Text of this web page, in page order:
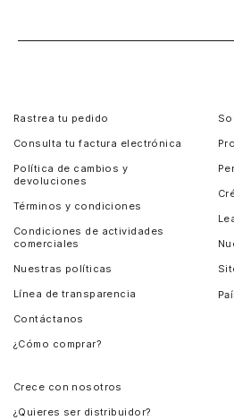
Rastrea tu pedido
Consulta tu factura electrónica
Política de cambios y
devoluciones
Términos y condiciones
Condiciones de actividades
comerciales
Nuestras políticas
Línea de transparencia
Contáctanos
¿Cómo comprar?
Crece con nosotros
¿Quieres ser distribuidor?